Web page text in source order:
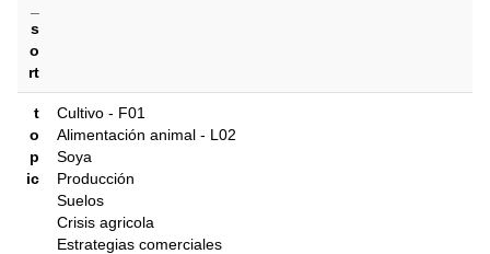
s
o
rt
t
o
p
ic
Cultivo - F01
Alimentación animal - L02
Soya
Producción
Suelos
Crisis agricola
Estrategias comerciales